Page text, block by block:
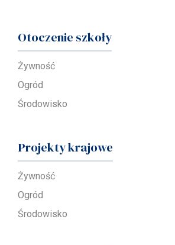
Otoczenie szkoły
Żywność
Ogród
Środowisko
Projekty krajowe
Żywność
Ogród
Środowisko